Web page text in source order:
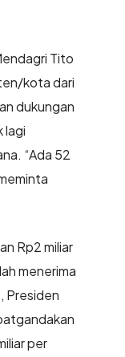
Tito
kota dari
dukungan
lagi
“Ada 52
Rp2 miliar
menerima
Presiden
per